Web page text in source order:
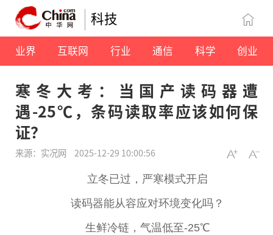
科技
业界 互联网 行业 通信 科学 创业
寒冬大考：当国产读码器遭
遇-25℃，条码读取率应该如何保
证？
来源：实况网 2025-12-29 10:00:56
立冬已过，严寒模式开启
读码器能从容应对环境变化吗？
生鲜冷链，气温低至-25℃